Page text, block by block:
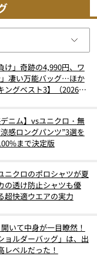
け」奇跡の4,990円、ワ
凄い万能バッグ…ほか
ングベスト3】（2026年
ニム】vsユニクロ・無
感ロングパンツ”3選を
まで決定版
ニクロのポロシャツが夏
の透け防止シャツも優
超快適ウエアの実力
いて中身が一目瞭然！
ョルダーバッグ」は、出
レベルだった！